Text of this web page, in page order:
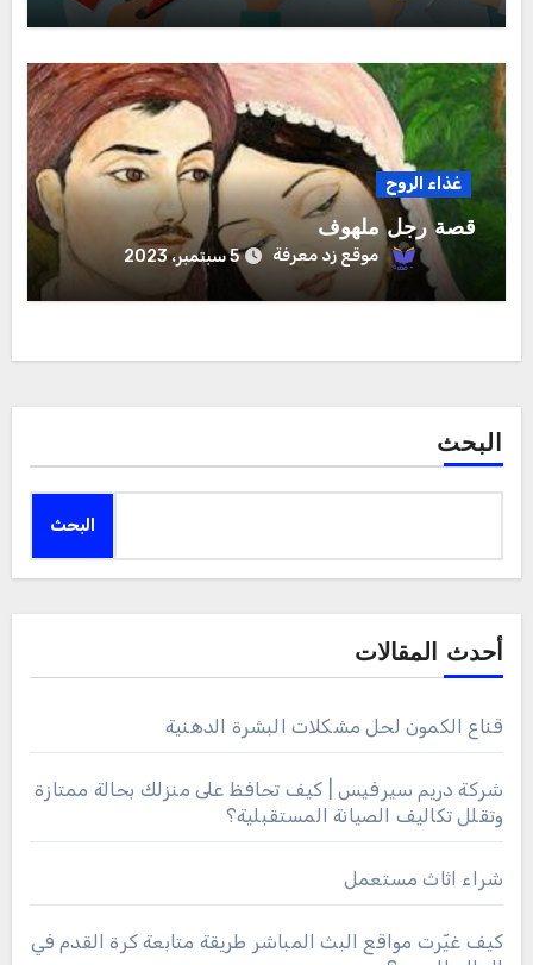
غذاء الروح
قصة رجل ملهوف
موقع زد معرفة 5 سبتمبر، 2023
البحث
البحث
أحدث المقالات
قناع الكمون لحل مشكلات البشرة الدهنية
شركة دريم سيرفيس | كيف تحافظ على منزلك بحالة ممتازة
وتقلل تكاليف الصيانة المستقبلية؟
شراء اثاث مستعمل
كيف غيّرت مواقع البث المباشر طريقة متابعة كرة القدم في